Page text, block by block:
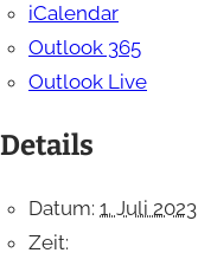
iCalendar
Outlook 365
Outlook Live
Details
Datum: 1. Juli 2023
Zeit: